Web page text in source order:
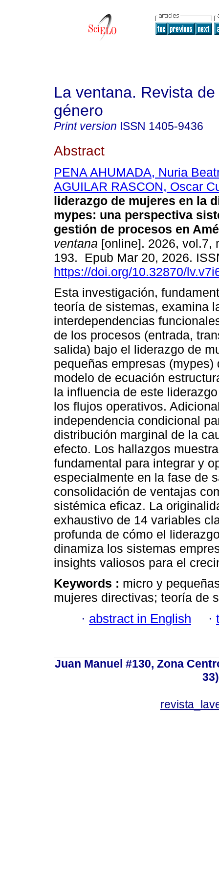
La ventana. Revista
género
Print version ISSN 1405-9436
Abstract
PENA AHUMADA, Nuria
AGUILAR RASCON, Oscar
liderazgo de mujeres en la
mypes: una perspectiva
gestión de procesos en
ventana [online]. 2026, vol.7,
193. Epub Mar 20, 2026.
https://doi.org/10.32870/
Esta investigación,
teoría de sistemas, examina
interdependencias
de los procesos (entrada,
salida) bajo el liderazgo de
pequeñas empresas
modelo de ecuación
la influencia de este
los flujos operativos.
independencia condicional
distribución marginal de la
efecto. Los hallazgos
fundamental para integrar y
especialmente en la fase de
consolidación de ventajas
sistémica eficaz. La
exhaustivo de 14 variables
profunda de cómo el
dinamiza los sistemas
insights valiosos para el
Keywords : micro y
mujeres directivas; teoría de
· abstract in English ·
Juan Manuel #130, Zona